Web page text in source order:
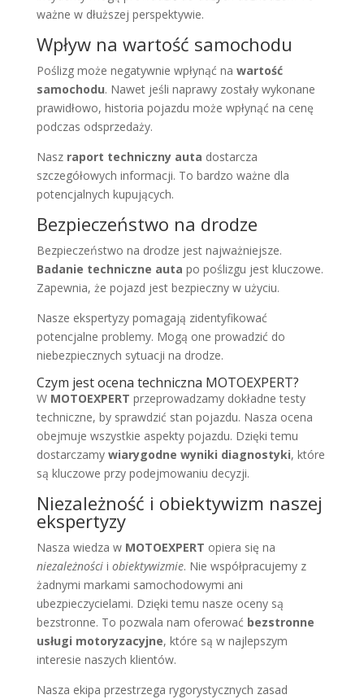
ważne w dłuższej perspektywie.
Wpływ na wartość samochodu
Poślizg może negatywnie wpłynąć na wartość
samochodu. Nawet jeśli naprawy zostały wykonane
prawidłowo, historia pojazdu może wpłynąć na cenę
podczas odsprzedaży.
Nasz raport techniczny auta dostarcza
szczegółowych informacji. To bardzo ważne dla
potencjalnych kupujących.
Bezpieczeństwo na drodze
Bezpieczeństwo na drodze jest najważniejsze.
Badanie techniczne auta po poślizgu jest kluczowe.
Zapewnia, że pojazd jest bezpieczny w użyciu.
Nasze ekspertyzy pomagają zidentyfikować
potencjalne problemy. Mogą one prowadzić do
niebezpiecznych sytuacji na drodze.
Czym jest ocena techniczna MOTOEXPERT?
W MOTOEXPERT przeprowadzamy dokładne testy
techniczne, by sprawdzić stan pojazdu. Nasza ocena
obejmuje wszystkie aspekty pojazdu. Dzięki temu
dostarczamy wiarygodne wyniki diagnostyki, które
są kluczowe przy podejmowaniu decyzji.
Niezależność i obiektywizm naszej
ekspertyzy
Nasza wiedza w MOTOEXPERT opiera się na
niezależnościi obiektywizmie. Nie współpracujemy z
żadnymi markami samochodowymi ani
ubezpieczycielami. Dzięki temu nasze oceny są
bezstronne. To pozwala nam oferować bezstronne
usługi motoryzacyjne, które są w najlepszym
interesie naszych klientów.
Nasza ekipa przestrzega rygorystycznych zasad